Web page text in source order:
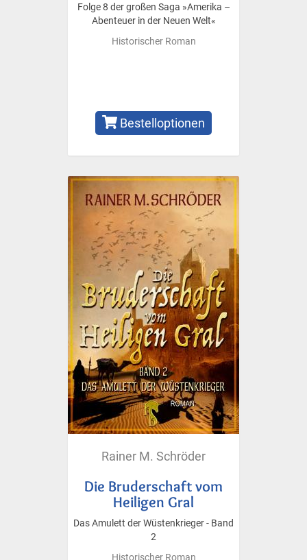
Folge 8 der großen Saga »Amerika –
Abenteuer in der Neuen Welt«
Historischer Roman
Bestelloptionen
Rainer M. Schröder
Die Bruderschaft vom
Heiligen Gral
Das Amulett der Wüstenkrieger - Band
2
Historischer Roman